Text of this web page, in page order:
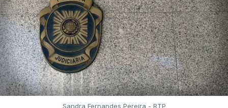
Sandra Fernandes Pereira - RTP